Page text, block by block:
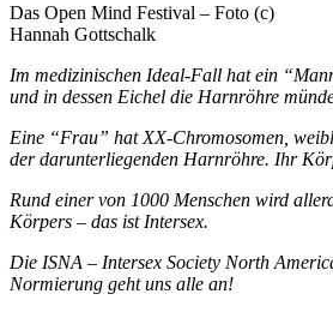
Das Open Mind Festival – Foto (c)
Hannah Gottschalk
Im medizinischen Ideal-Fall hat ein
und in dessen Eichel die Harnröhre
Eine “Frau” hat XX-Chromosomen,
der darunterliegenden Harnröhre. Ihr
Rund einer von 1000 Menschen wird
Körpers – das ist Intersex.
Die ISNA – Intersex Society North
Normierung geht uns alle an!